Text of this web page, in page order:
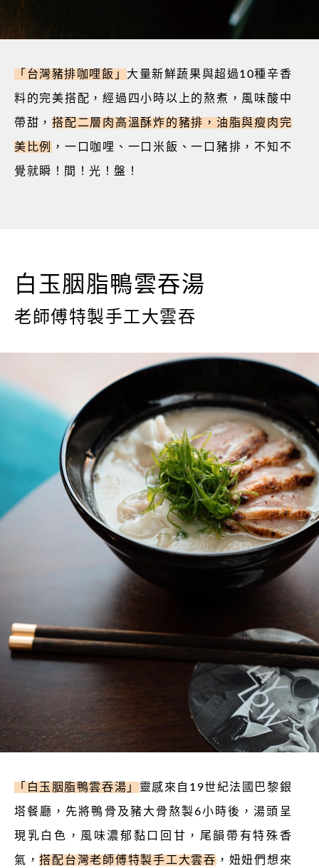
「台灣豬排咖哩飯」 大量新鮮蔬果與超過10種辛香
料的完美搭配，經過四小時以上的熬煮，風味酸中
帶甜，搭配二層肉高溫酥炸的豬排，油脂與瘦肉完
美比例 ，一口咖哩、一口米飯、一口豬排，不知不
覺就瞬！間！光！盤！
白玉胭脂鴨雲吞湯
老師傅特製手工大雲吞
「白玉胭脂鴨雲吞湯」 靈感來自 19世紀法國巴黎銀
塔餐廳，先將鴨骨及豬大骨熬製6小時後，湯頭呈
現乳白色，風味濃郁黏口回甘，尾韻帶有特殊香
氣，搭配台灣老師傅特製手工大雲吞 ，妞妞們想來